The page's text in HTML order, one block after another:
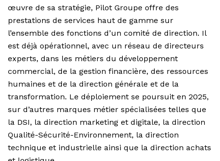
œuvre de sa stratégie, Pilot Groupe offre des
prestations de services haut de gamme sur
l’ensemble des fonctions d’un comité de direction. Il
est déjà opérationnel, avec un réseau de directeurs
experts, dans les métiers du développement
commercial, de la gestion financière, des ressources
humaines et de la direction générale et de la
transformation. Le déploiement se poursuit en 2025,
sur d’autres marques métier spécialisées telles que
la DSI, la direction marketing et digitale, la direction
Qualité-Sécurité-Environnement, la direction
technique et industrielle ainsi que la direction achats